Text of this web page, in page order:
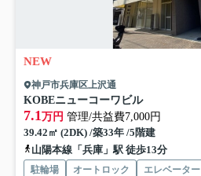
NEW
神戸市兵庫区上沢通
KOBEニューコーワビル
7.1 万円 管理/共益費7,000円
39.42㎡ (2DK) /築33年 /5階建
山陽本線「兵庫」駅 徒歩13分
駐輪場 オートロック エレベーター